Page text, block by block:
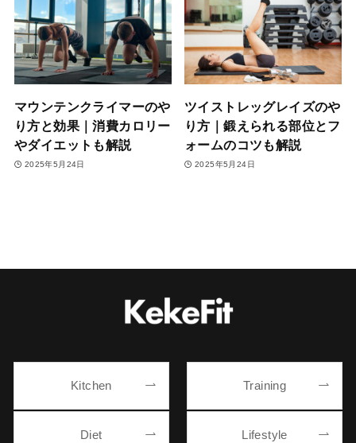
マウンテンクライマーのや
り方と効果｜消費カロリー
やダイエットも解説
2025年5月24日
ツイストレッグレイズのや
り方｜鍛えられる部位とフ
ォームのコツも解説
2025年5月24日
Kitchen Training
Diet Lifestyle